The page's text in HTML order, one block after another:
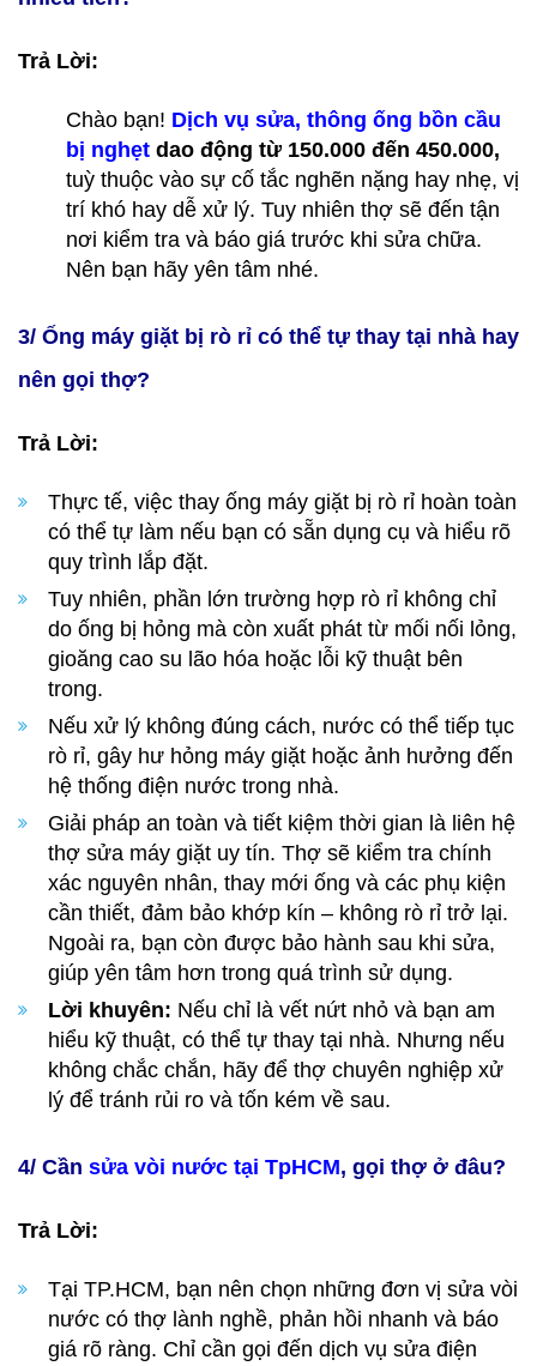
Trả Lời:
Chào bạn! Dịch vụ sửa, thông ống bồn cầu
bị nghẹt dao động từ 150.000 đến 450.000,
tuỳ thuộc vào sự cố tắc nghẽn nặng hay nhẹ, vị
trí khó hay dễ xử lý. Tuy nhiên thợ sẽ đến tận
nơi kiểm tra và báo giá trước khi sửa chữa.
Nên bạn hãy yên tâm nhé.
3/ Ống máy giặt bị rò rỉ có thể tự thay tại nhà hay
nên gọi thợ?
Trả Lời:
Thực tế, việc thay ống máy giặt bị rò rỉ hoàn toàn
có thể tự làm nếu bạn có sẵn dụng cụ và hiểu rõ
quy trình lắp đặt.
Tuy nhiên, phần lớn trường hợp rò rỉ không chỉ
do ống bị hỏng mà còn xuất phát từ mối nối lỏng,
gioăng cao su lão hóa hoặc lỗi kỹ thuật bên
trong.
Nếu xử lý không đúng cách, nước có thể tiếp tục
rò rỉ, gây hư hỏng máy giặt hoặc ảnh hưởng đến
hệ thống điện nước trong nhà.
Giải pháp an toàn và tiết kiệm thời gian là liên hệ
thợ sửa máy giặt uy tín. Thợ sẽ kiểm tra chính
xác nguyên nhân, thay mới ống và các phụ kiện
cần thiết, đảm bảo khớp kín – không rò rỉ trở lại.
Ngoài ra, bạn còn được bảo hành sau khi sửa,
giúp yên tâm hơn trong quá trình sử dụng.
Lời khuyên: Nếu chỉ là vết nứt nhỏ và bạn am
hiểu kỹ thuật, có thể tự thay tại nhà. Nhưng nếu
không chắc chắn, hãy để thợ chuyên nghiệp xử
lý để tránh rủi ro và tốn kém về sau.
4/ Cần sửa vòi nước tại TpHCM, gọi thợ ở đâu?
Trả Lời:
Tại TP.HCM, bạn nên chọn những đơn vị sửa vòi
nước có thợ lành nghề, phản hồi nhanh và báo
giá rõ ràng. Chỉ cần gọi đến dịch vụ sửa điện